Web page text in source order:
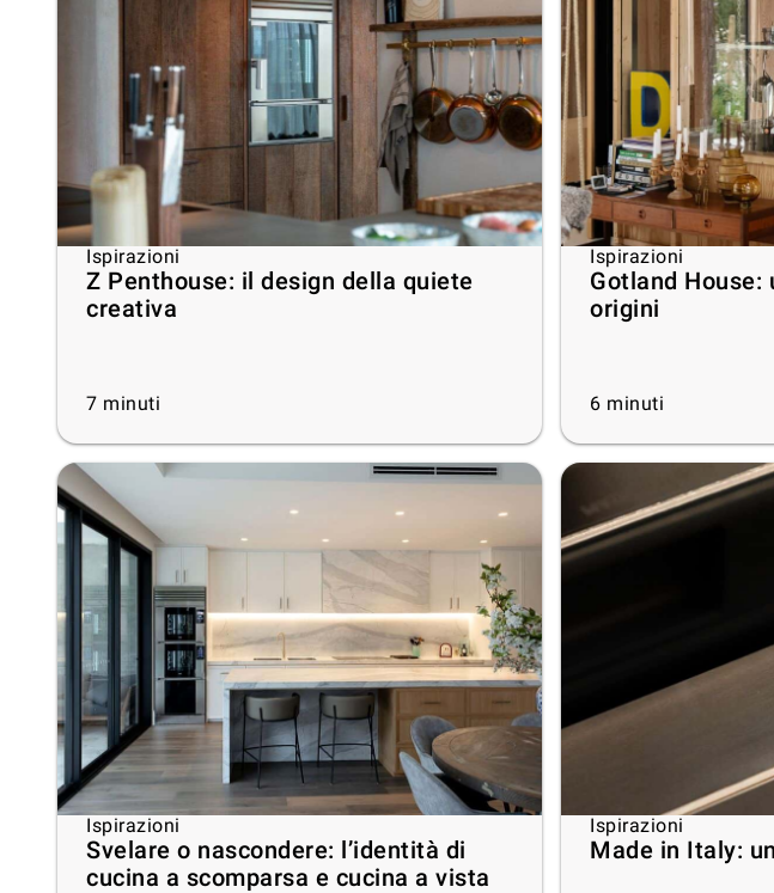
Ispirazioni
Z Penthouse: il design della quiete
creativa
7 minuti
Ispirazioni
Gotland
origini
6 minuti
Ispirazioni
Svelare o nascondere: l’identità di
cucina a scomparsa e cucina a vista
Ispirazioni
Made in Italy: